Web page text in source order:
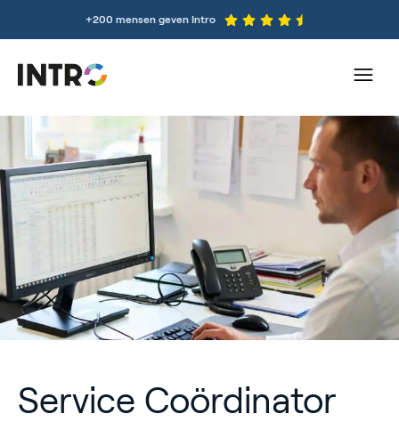
+200 mensen geven Intro
Service Coördinator